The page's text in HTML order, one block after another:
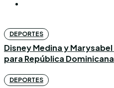
DEPORTES
Disney Medina y
para República Dominicana
DEPORTES